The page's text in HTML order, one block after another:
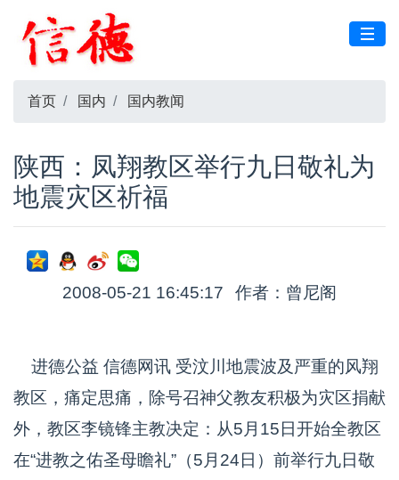
首页 国内 国内教闻
陕西：凤翔教区举行九日敬礼为
地震灾区祈福
2008-05-21 16:45:17 作者：曾尼阁
进德公益 信德网讯 受汶川地震波及严重的风翔
教区，痛定思痛，除号召神父教友积极为灾区捐献
外，教区李镜锋主教决定：从5月15日开始全教区
在“进教之佑圣母瞻礼”（5月24日）前举行九日敬